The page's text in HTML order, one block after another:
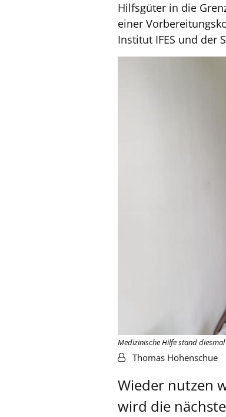
Hilfsgüter in die
einer
Institut IFES und der
Medizinische Hilfe stand
Von:Thomas Hohenschue
Wieder nutzen
wird die